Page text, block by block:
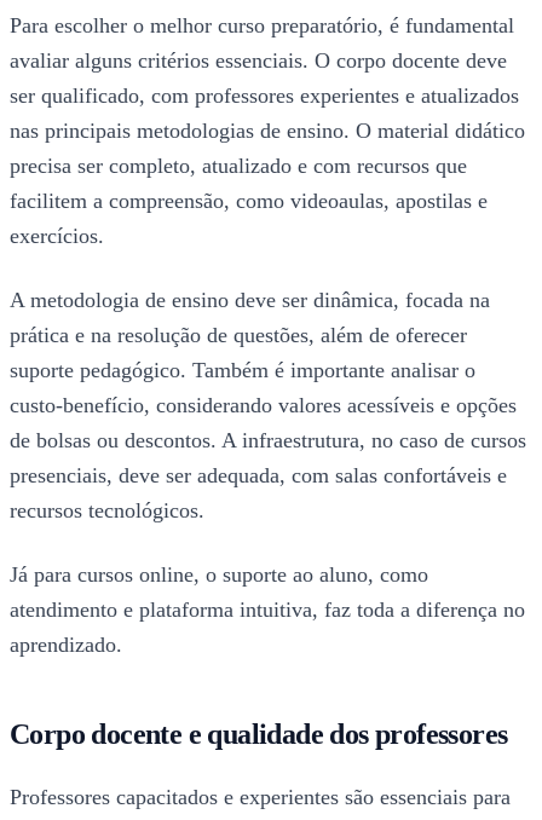
Para escolher o melhor curso preparatório, é fundamental
avaliar alguns critérios essenciais. O corpo docente deve
ser qualificado, com professores experientes e atualizados
nas principais metodologias de ensino. O material didático
precisa ser completo, atualizado e com recursos que
facilitem a compreensão, como videoaulas, apostilas e
exercícios.
A metodologia de ensino deve ser dinâmica, focada na
prática e na resolução de questões, além de oferecer
suporte pedagógico. Também é importante analisar o
custo-benefício, considerando valores acessíveis e opções
de bolsas ou descontos. A infraestrutura, no caso de cursos
presenciais, deve ser adequada, com salas confortáveis e
recursos tecnológicos.
Já para cursos online, o suporte ao aluno, como
atendimento e plataforma intuitiva, faz toda a diferença no
aprendizado.
Corpo docente e qualidade dos professores
Professores capacitados e experientes são essenciais para